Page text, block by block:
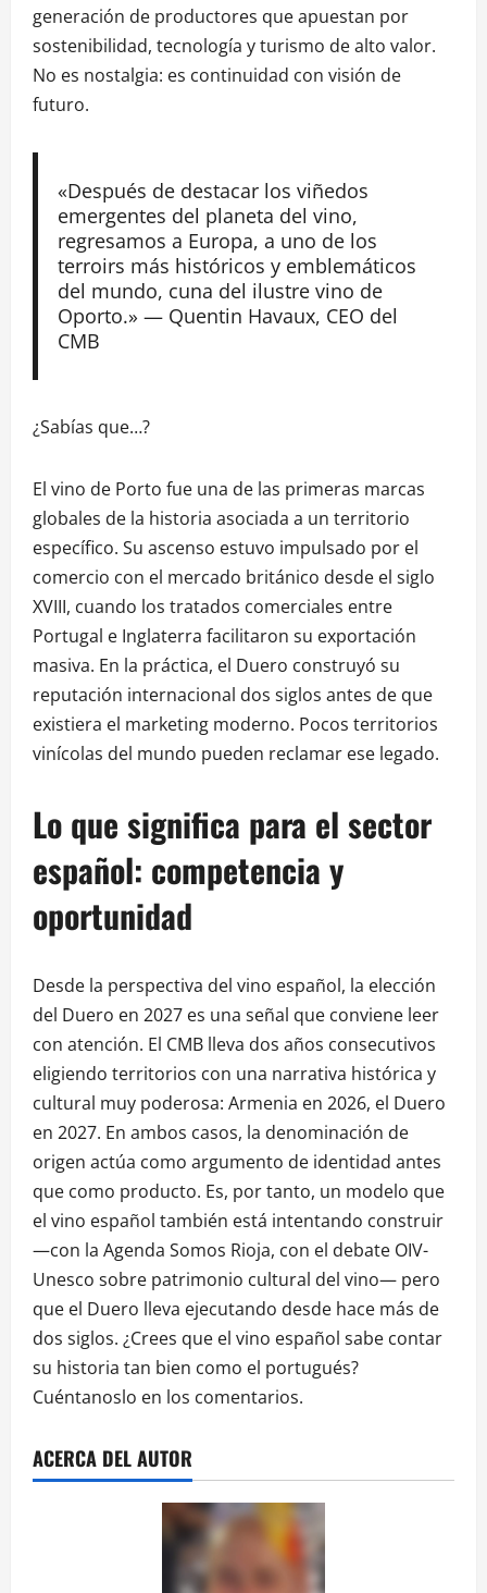
generación de productores que apuestan por
sostenibilidad, tecnología y turismo de alto valor.
No es nostalgia: es continuidad con visión de
futuro.
«Después de destacar los viñedos
emergentes del planeta del vino,
regresamos a Europa, a uno de los
terroirs más históricos y emblemáticos
del mundo, cuna del ilustre vino de
Oporto.» — Quentin Havaux, CEO del
CMB
¿Sabías que…?
El vino de Porto fue una de las primeras marcas
globales de la historia asociada a un territorio
específico. Su ascenso estuvo impulsado por el
comercio con el mercado británico desde el siglo
XVIII, cuando los tratados comerciales entre
Portugal e Inglaterra facilitaron su exportación
masiva. En la práctica, el Duero construyó su
reputación internacional dos siglos antes de que
existiera el marketing moderno. Pocos territorios
vinícolas del mundo pueden reclamar ese legado.
Lo que significa para el sector
español: competencia y
oportunidad
Desde la perspectiva del vino español, la elección
del Duero en 2027 es una señal que conviene leer
con atención. El CMB lleva dos años consecutivos
eligiendo territorios con una narrativa histórica y
cultural muy poderosa: Armenia en 2026, el Duero
en 2027. En ambos casos, la denominación de
origen actúa como argumento de identidad antes
que como producto. Es, por tanto, un modelo que
el vino español también está intentando construir
—con la Agenda Somos Rioja, con el debate OIV-
Unesco sobre patrimonio cultural del vino— pero
que el Duero lleva ejecutando desde hace más de
dos siglos. ¿Crees que el vino español sabe contar
su historia tan bien como el portugués?
Cuéntanoslo en los comentarios.
ACERCA DEL AUTOR